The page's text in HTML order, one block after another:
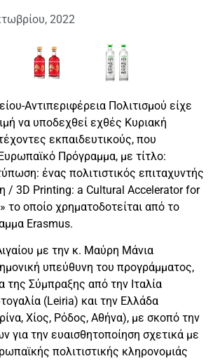
2022
Αντιπεριφέρεια Πολιτισμού είχε
να υποδεχθεί εχθές Κυριακή
εκπαιδευτικούς, που
Πρόγραμμα, με τίτλο:
ένας πολιτιστικός επιταχυντής
/ 3D Printing: a Cultural Accelerator for
το οποίο χρηματοδοτείται από το
Erasmus.
με την κ. Μαύρη Μάνια
υπεύθυνη του προγράμματος,
της Σύμπραξης από την Ιταλία
(Leiria) και την Ελλάδα
Χίος, Ρόδος, Αθήνα), με σκοπό την
για την ευαισθητοποίηση σχετικά με
πολιτιστικής κληρονομιάς